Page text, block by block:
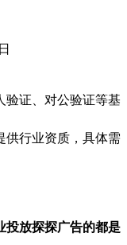
验证、对公验证等基
供行业资质，具体需
投放探探广告的都是